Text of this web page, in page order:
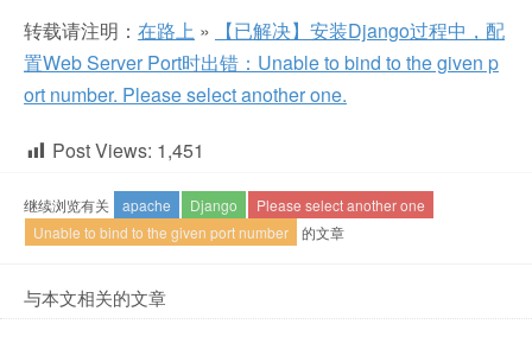
转载请注明： 在路上 »
【已解决】安装Django过程中，配
置Web Server Port时出错：Unable to bind to the given p
ort number. Please select another one.
Post Views: 1,451
继续浏览有关 apache Django
Please select another one
Unable to bind to the given port number
的文章
与本文相关的文章